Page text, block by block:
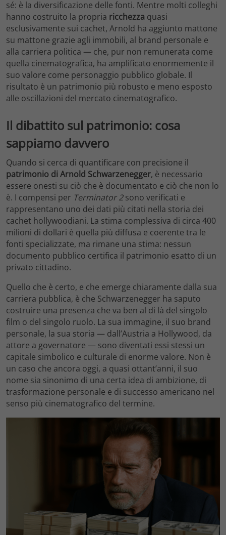
sé: è la diversificazione delle fonti. Mentre molti colleghi
hanno costruito la propria ricchezza quasi
esclusivamente sui cachet, Arnold ha aggiunto mattone
su mattone grazie agli immobili, al brand personale e
alla carriera politica — che, pur non remunerata come
quella cinematografica, ha amplificato enormemente il
suo valore come personaggio pubblico globale. Il
risultato è un patrimonio più robusto e meno esposto
alle oscillazioni del mercato cinematografico.
Il dibattito sul patrimonio: cosa
sappiamo davvero
Quando si cerca di quantificare con precisione il
patrimonio di Arnold Schwarzenegger, è necessario
essere onesti su ciò che è documentato e ciò che non lo
è. I compensi per Terminator 2sono verificati e
rappresentano uno dei dati più citati nella storia dei
cachet hollywoodiani. La stima complessiva di circa 400
milioni di dollari è quella più diffusa e coerente tra le
fonti specializzate, ma rimane una stima: nessun
documento pubblico certifica il patrimonio esatto di un
privato cittadino.
Quello che è certo, e che emerge chiaramente dalla sua
carriera pubblica, è che Schwarzenegger ha saputo
costruire una presenza che va ben al di là del singolo
film o del singolo ruolo. La sua immagine, il suo brand
personale, la sua storia — dall’Austria a Hollywood, da
attore a governatore — sono diventati essi stessi un
capitale simbolico e culturale di enorme valore. Non è
un caso che ancora oggi, a quasi ottant’anni, il suo
nome sia sinonimo di una certa idea di ambizione, di
trasformazione personale e di successo americano nel
senso più cinematografico del termine.